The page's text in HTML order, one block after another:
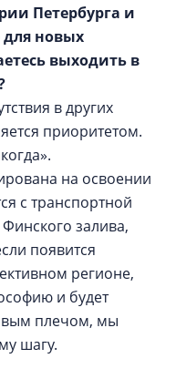
Петербурга и
для новых
выходить в
в других
приоритетом.
на освоении
с транспортной
залива,
появится
регионе,
и будет
плечом, мы
шагу.